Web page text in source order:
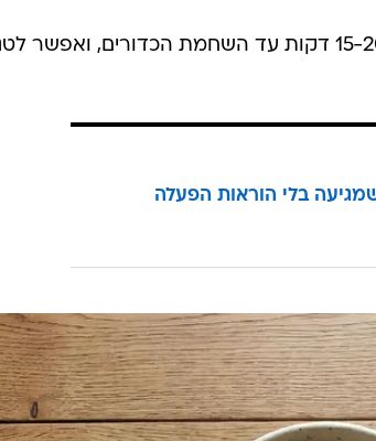
6. אופים בתנור שחומם מראש ל-200 מעלות כ-15-20 דקות עד השחמת הכדורים, ואפשר
בלי הוראות הפעלה